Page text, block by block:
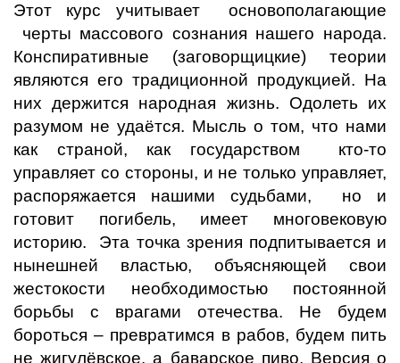
Этот курс учитывает основополагающие
черты массового сознания нашего народа.
Конспиративные (заговорщицкие) теории
являются его традиционной продукцией. На
них держится народная жизнь. Одолеть их
разумом не удаётся. Мысль о том, что нами
как страной, как государством кто-то
управляет со стороны, и не только управляет,
распоряжается нашими судьбами, но и
готовит погибель, имеет многовековую
историю. Эта точка зрения подпитывается и
нынешней властью, объясняющей свои
жестокости необходимостью постоянной
борьбы с врагами отечества. Не будем
бороться – превратимся в рабов, будем пить
не жигулёвское, а баварское пиво. Версия о